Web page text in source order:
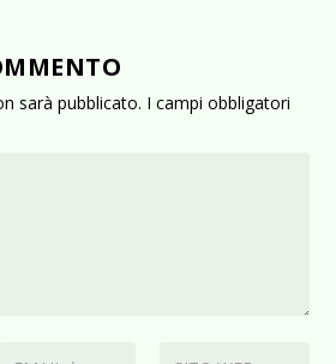
sarà pubblicato. I campi obbligatori